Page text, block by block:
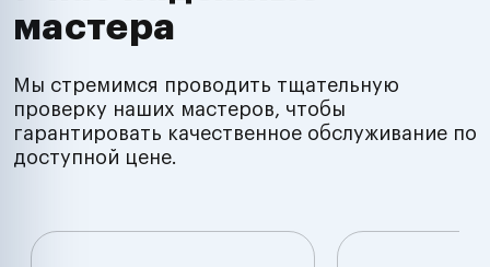
мастера
Мы стремимся проводить тщательную
проверку наших мастеров, чтобы
гарантировать качественное обслуживание по
доступной цене.